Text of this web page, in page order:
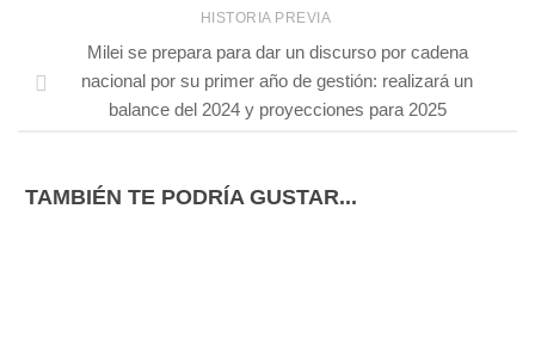
HISTORIA PREVIA
Milei se prepara para dar un discurso por cadena
nacional por su primer año de gestión: realizará un
balance del 2024 y proyecciones para 2025
TAMBIÉN TE PODRÍA GUSTAR...